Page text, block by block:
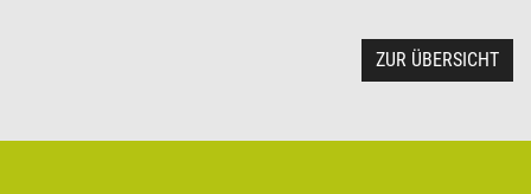
ZUR ÜBERSICHT